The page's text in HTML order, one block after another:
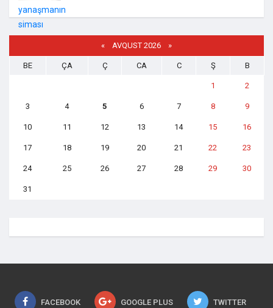
« AVQUST 2026 »
BE ÇA Ç CA C Ş B
1 2
3 4 5 6 7 8 9
10 11 12 13 14 15 16
17 18 19 20 21 22 23
24 25 26 27 28 29 30
31
FACEBOOK GOOGLE PLUS TWITTER